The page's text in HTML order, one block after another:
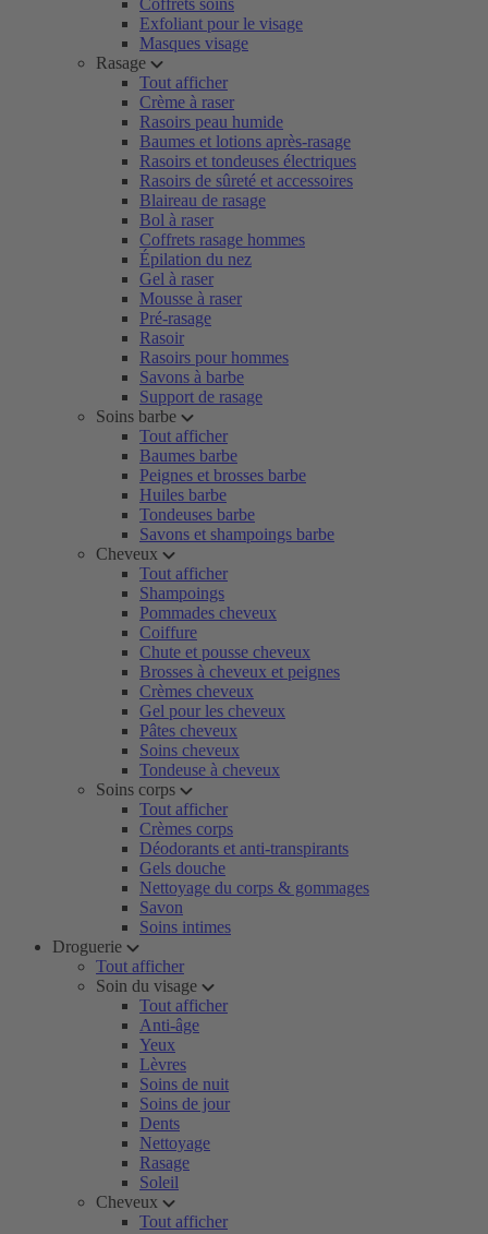
Coffrets soins
Exfoliant pour le visage
Masques visage
Rasage
Tout afficher
Crème à raser
Rasoirs peau humide
Baumes et lotions après-rasage
Rasoirs et tondeuses électriques
Rasoirs de sûreté et accessoires
Blaireau de rasage
Bol à raser
Coffrets rasage hommes
Épilation du nez
Gel à raser
Mousse à raser
Pré-rasage
Rasoir
Rasoirs pour hommes
Savons à barbe
Support de rasage
Soins barbe
Tout afficher
Baumes barbe
Peignes et brosses barbe
Huiles barbe
Tondeuses barbe
Savons et shampoings barbe
Cheveux
Tout afficher
Shampoings
Pommades cheveux
Coiffure
Chute et pousse cheveux
Brosses à cheveux et peignes
Crèmes cheveux
Gel pour les cheveux
Pâtes cheveux
Soins cheveux
Tondeuse à cheveux
Soins corps
Tout afficher
Crèmes corps
Déodorants et anti-transpirants
Gels douche
Nettoyage du corps & gommages
Savon
Soins intimes
Droguerie
Tout afficher
Soin du visage
Tout afficher
Anti-âge
Yeux
Lèvres
Soins de nuit
Soins de jour
Dents
Nettoyage
Rasage
Soleil
Cheveux
Tout afficher